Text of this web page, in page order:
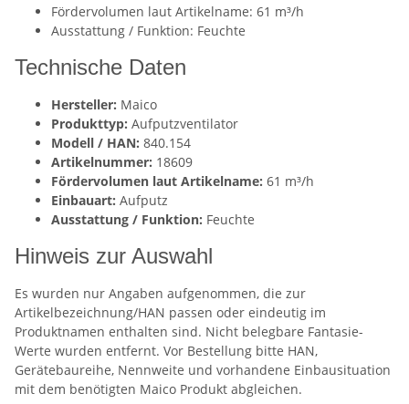
Fördervolumen laut Artikelname: 61 m³/h
Ausstattung / Funktion: Feuchte
Technische Daten
Hersteller: Maico
Produkttyp: Aufputzventilator
Modell / HAN: 840.154
Artikelnummer: 18609
Fördervolumen laut Artikelname: 61 m³/h
Einbauart: Aufputz
Ausstattung / Funktion: Feuchte
Hinweis zur Auswahl
Es wurden nur Angaben aufgenommen, die zur
Artikelbezeichnung/HAN passen oder eindeutig im
Produktnamen enthalten sind. Nicht belegbare Fantasie-
Werte wurden entfernt. Vor Bestellung bitte HAN,
Gerätebaureihe, Nennweite und vorhandene Einbausituation
mit dem benötigten Maico Produkt abgleichen.